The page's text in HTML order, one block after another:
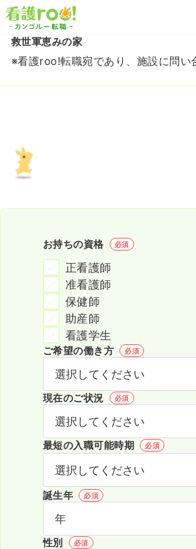
救世軍恵みの家
※看護roo!転職宛であり、施設に問
お持ちの資格 必須
正看護師
准看護師
保健師
助産師
看護学生
ご希望の働き方 必須
現在のご状況 必須
最短の入職可能時期 必須
誕生年 必須
性別 必須